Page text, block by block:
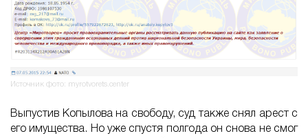
Источник фото: myrotvorets.center
Выпустив Копылова на свободу, суд также снял арест с
его имущества. Но уже спустя полгода он снова не смог